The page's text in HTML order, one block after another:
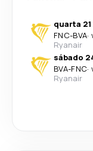
quarta
FNC-BVA·
Ryanair
sábado
BVA-FNC·
Ryanair